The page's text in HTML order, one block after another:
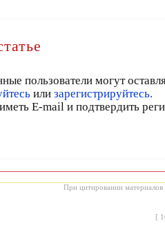
пользователи могут
или зарегистрируйтесь.
E-mail и подтвердить
При цитировании материалов
[